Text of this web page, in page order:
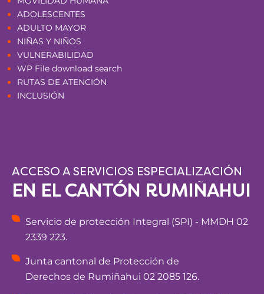
ADOLESCENTES
ADULTO MAYOR
NIÑAS Y NIÑOS
VULNERABILIDAD
WP File download search
RUTAS DE ATENCIÓN
INCLUSIÓN
ACCESO A SERVICIOS ESPECIALIZACIÓN
EN EL CANTÓN RUMIÑAHUI
Servicio de protección Integral (SPI) - MMDH 02
2339 223.
Junta cantonal de Protección de
Derechos de Rumiñahui 02 2085 126.